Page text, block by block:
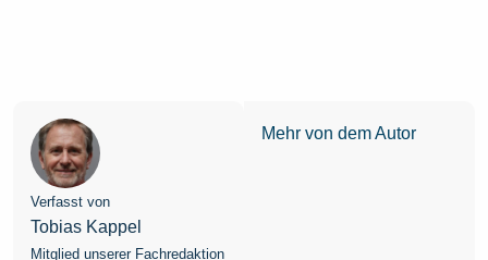
Verfasst von
Tobias Kappel
Mitglied unserer Fachredaktion
Mehr von dem Autor